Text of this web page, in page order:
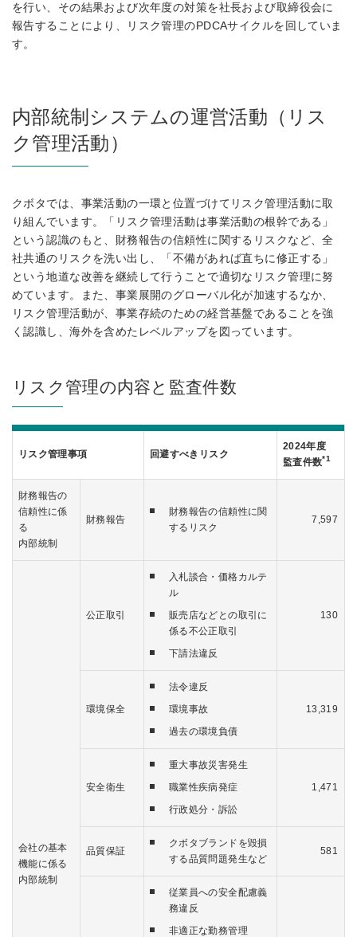
を行い、その結果および次年度の対策を社長および取締役会に
報告することにより、リスク管理のPDCAサイクルを回していま
す。
内部統制システムの運営活動（リス
ク管理活動）
クボタでは、事業活動の一環と位置づけてリスク管理活動に取
り組んでいます。「リスク管理活動は事業活動の根幹である」
という認識のもと、財務報告の信頼性に関するリスクなど、全
社共通のリスクを洗い出し、「不備があれば直ちに修正する」
という地道な改善を継続して行うことで適切なリスク管理に努
めています。また、事業展開のグローバル化が加速するなか、
リスク管理活動が、事業存続のための経営基盤であることを強
く認識し、海外を含めたレベルアップを図っています。
リスク管理の内容と監査件数
リスク管理事項 回避すべきリスク
2024年度
監査件数*1
財務報告の
信頼性に係
る
内部統制
財務報告
財務報告の信頼性に関
するリスク
7,597
会社の基本
機能に係る
内部統制
公正取引
入札談合・価格カルテ
ル
販売店などとの取引に
係る不公正取引
下請法違反
130
環境保全
法令違反
環境事故
過去の環境負債
13,319
安全衛生
重大事故災害発生
職業性疾病発症
行政処分・訴訟
1,471
品質保証
クボタブランドを毀損
する品質問題発生など
581
従業員への安全配慮義
務違反
非適正な勤務管理